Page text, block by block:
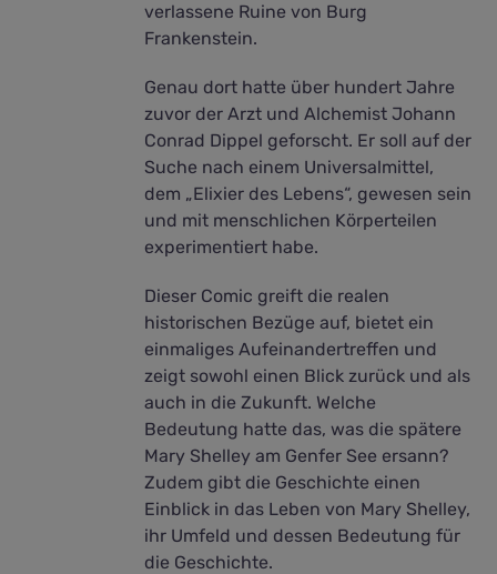
verlassene Ruine von Burg
Frankenstein.
Genau dort hatte über hundert Jahre
zuvor der Arzt und Alchemist Johann
Conrad Dippel geforscht. Er soll auf der
Suche nach einem Universalmittel,
dem „Elixier des Lebens“, gewesen sein
und mit menschlichen Körperteilen
experimentiert habe.
Dieser Comic greift die realen
historischen Bezüge auf, bietet ein
einmaliges Aufeinandertreffen und
zeigt sowohl einen Blick zurück und als
auch in die Zukunft. Welche
Bedeutung hatte das, was die spätere
Mary Shelley am Genfer See ersann?
Zudem gibt die Geschichte einen
Einblick in das Leben von Mary Shelley,
ihr Umfeld und dessen Bedeutung für
die Geschichte.